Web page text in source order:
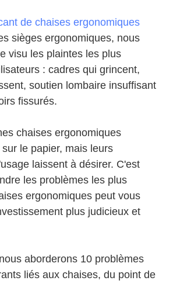
de chaises ergonomiques
sièges ergonomiques, nous
visu les plaintes les plus
: cadres qui grincent,
soutien lombaire insuffisant
fissurés.
chaises ergonomiques
le papier, mais leurs
laissent à désirer. C'est
les problèmes les plus
ergonomiques peut vous
plus judicieux et
aborderons 10 problèmes
liés aux chaises, du point de